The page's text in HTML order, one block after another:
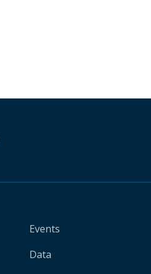
Events
Data